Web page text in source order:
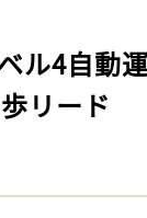
ル4自動
リード